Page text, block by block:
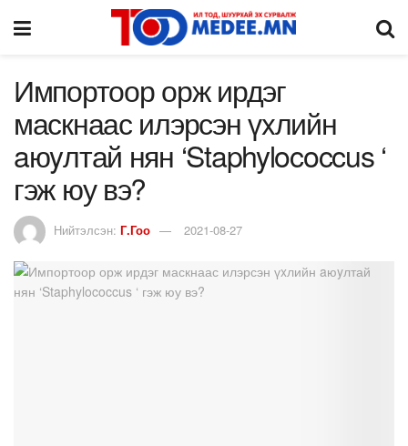
Импортоор орж ирдэг
маскнаас илэрсэн үxлийн
aюyлтай нян ‘Staphylococcus ‘
гэж юу вэ?
Нийтэлсэн: Г.Гоо 2021-08-27